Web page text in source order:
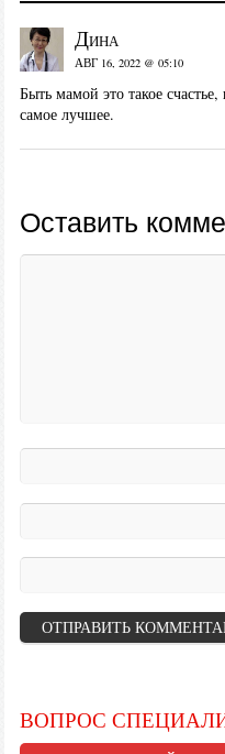
Дина
АВГ 16, 2022 @ 05:10
Быть мамой это такое
самое лучшее.
Оставить
ВОПРОС